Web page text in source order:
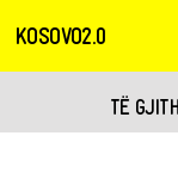
KOSOVO2.0
TË